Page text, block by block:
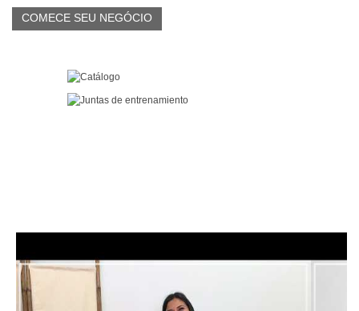
COMECE SEU NEGÓCIO